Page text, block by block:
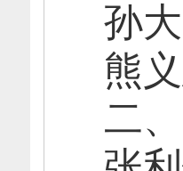
孙
熊
二、